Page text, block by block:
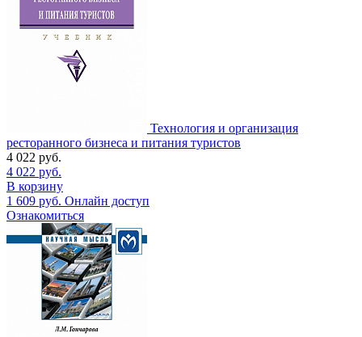
Технология и организация
ресторанного бизнеса и питания туристов
4 022 руб.
4 022 руб.
В корзину
1 609 руб. Онлайн доступ
Ознакомиться